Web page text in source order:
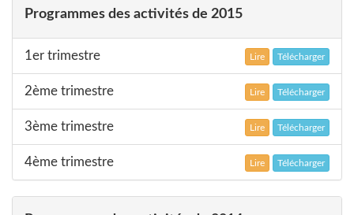
Programmes des activités de 2015
1er trimestre Lire Télécharger
2ème trimestre Lire Télécharger
3ème trimestre Lire Télécharger
4ème trimestre Lire Télécharger